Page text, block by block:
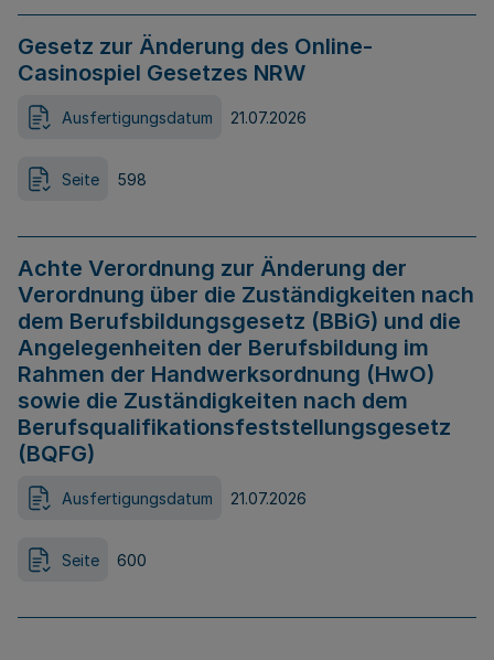
Gesetz zur Änderung des Online-
Casinospiel Gesetzes NRW
Ausfertigungsdatum 21.07.2026
Seite 598
Achte Verordnung zur Änderung der
Verordnung über die Zuständigkeiten nach
dem Berufsbildungsgesetz (BBiG) und die
Angelegenheiten der Berufsbildung im
Rahmen der Handwerksordnung (HwO)
sowie die Zuständigkeiten nach dem
Berufsqualifikationsfeststellungsgesetz
(BQFG)
Ausfertigungsdatum 21.07.2026
Seite 600